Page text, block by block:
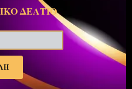
ΔΕΛΤΙΟ